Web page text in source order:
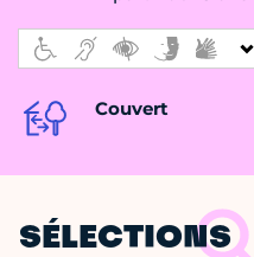
Couvert
SÉLECTIONS